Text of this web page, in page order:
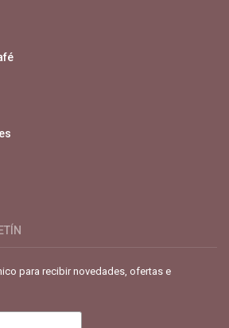
para recibir novedades, ofertas e